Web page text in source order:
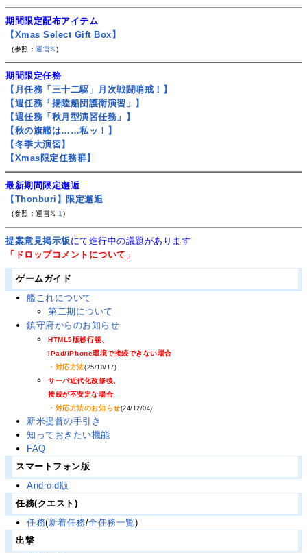
期間限定配布アイテム
【Xmas Select Gift Box】
(参照：運営𝕏)
期間限定任務
【月任務「三十二駆」月次戦闘哨戒！】
【週任務「揚陸船団護衛演習」】
【週任務「秋月型演習任務」】
【秋の旗艦は……私ッ！】
【冬季大演習】
【Xmas限定任務群】
最新期間限定邂逅
【Thonburi】限定邂逅
(参照：運営𝕏1)
提案意見掲示板 にて進行中の議題があります
「ドロップコメントについて」
ゲームガイド
艦これについて
第二期について
鎮守府からのお知らせ
HTML5版移行後、
iPad/iPhone環境で接続できない場合
・対応方法(25/10/17)
サーバ近代化改修後、
接続が不安定な場合
・対応方法のお知らせ(24/12/04)
新米提督の手引き
知っておきたい機能
FAQ
スマートフォン版
Android版
任務(クエスト)
任務(新着任務/全任務一覧)
出撃